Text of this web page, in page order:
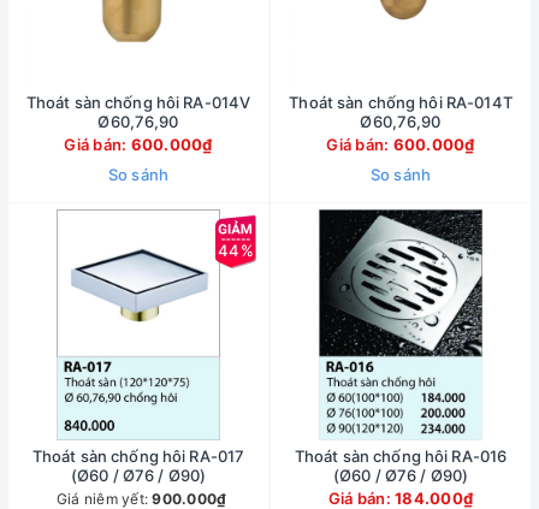
Thoát sàn chống hôi RA-014V
Ø60,76,90
Giá bán: 600.000₫
So sánh
Thoát sàn chống hôi RA-014T
Ø60,76,90
Giá bán: 600.000₫
So sánh
44%
Thoát sàn chống hôi RA-017
(Ø60 / Ø76 / Ø90)
Giá niêm yết:900.000₫
Thoát sàn chống hôi RA-016
(Ø60 / Ø76 / Ø90)
Giá bán:184.000₫